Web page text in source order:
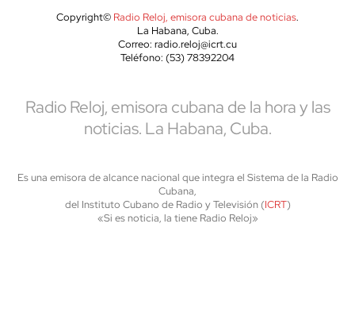
Copyright© Radio Reloj, emisora cubana de noticias.
La Habana, Cuba.
Correo: radio.reloj@icrt.cu
Teléfono: (53) 78392204
Radio Reloj, emisora cubana de la hora y las
noticias. La Habana, Cuba.
Es una emisora de alcance nacional que integra el Sistema de la Radio
Cubana,
del Instituto Cubano de Radio y Televisión (ICRT)
«Si es noticia, la tiene Radio Reloj»